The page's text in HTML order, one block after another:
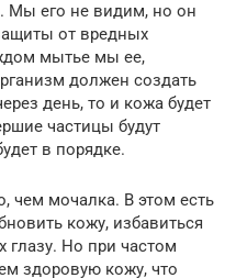
Мы его не видим, но он
от вредных
мытье мы ее,
должен создать
день, то и кожа будет
частицы будут
в порядке.
чем мочалка. В этом есть
кожу, избавиться
глазу. Но при частом
здоровую кожу, что